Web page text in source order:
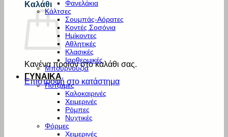
Καλάθι
Κανένα προϊόν στο καλάθι σας.
Επιστροφή στο κατάστημα
Φανελάκια
Κάλτσες
Σουμπάς-Αόρατες
Κοντές Σοσόνια
Ημίκοντες
Αθλητικές
Κλασικές
Ισοθερμικές
Μπουρνούζια
ΓΥΝΑΙΚΑ
Πυτζάμες
Καλοκαιρινές
Χειμερινές
Ρόμπες
Νυχτικές
Φόρμες
Χειμερινές